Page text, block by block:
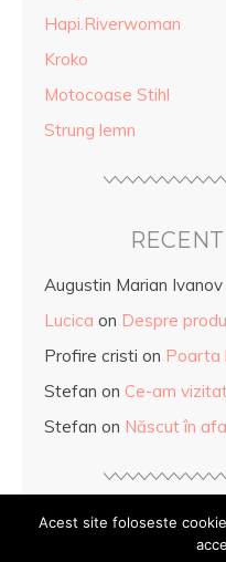
Hapi.Riverwoman
Kroko
Motocoase Stihl
Strung lemn
Augustin Marian Ivanov
Lucica on Despre
Profire cristi on Poarta
Stefan on Ce-am
Stefan on Născut în
Mihaela Anghel
Acest site foloseste